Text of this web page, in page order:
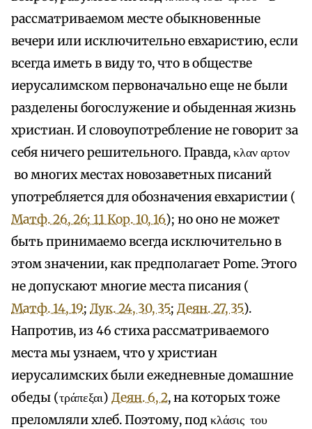
рассматриваемом месте обыкновенные
вечери или исключительно евхаристию, если
всегда иметь в виду то, что в обществе
иерусалимском первоначально еще не были
разделены богослужение и обыденная жизнь
христиан. И словоупотребление не говорит за
себя ничего решительного. Правда, κλαν αρτον
во многих местах новозаветных писаний
употребляется для обозначения евхаристии (
Матф. 26, 26; 11 Кор. 10, 16); но оно не может
быть принимаемо всегда исключительно в
этом значении, как предполагает Pome. Этого
не допускают многие места писания (
Матф. 14, 19; Лук. 24, 30, 35; Деян. 27, 35).
Напротив, из 46 стиха рассматриваемого
места мы узнаем, что у христиан
иерусалимских были ежедневные домашние
обеды (τράπεξαι) Деян. 6, 2, на которых тоже
преломляли хлеб. Поэтому, под κλάσις του